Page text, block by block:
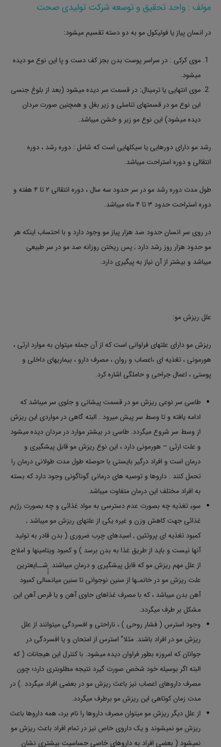
مولف : واحد تحقیق و توسعه شرکت تولیدی صحت
در انسان پیاز یا فولیکول مو به دو دسته تقسیم میشود:
موی کرکی : در سراسر پوست بدن بجز کف دست و پا این نوع مو دیده
میشود.
موی انتهایی یا ترمینال: در قسمت سر دیده میشود (بعد از بلوغ جنسی
این نوع مو در قسمتهای تناسلی و زیر بغل و همچنین صورت مردان
دیده میشود) این نوع مو زبر و خشن میباشد.
رشد مو دارای دورهایی یا سیکلهایی است که شامل : دوره رشد ، دوره
انتقالی و دوره استراحت میباشد.
طول مدت دوره رشد مو در سر حدود سه سال ، دوره انتقالی ۲ تا ۴ هفته و
دوره استراحت حدود ۳ تا ۴ ماه میباشد.
در روی سر انسان حدود صد هزار پیاز مو وجود دارد و با احتساب اینکه هر
مو حدود هزار روز رشد دارد ; پس ریختن روزانه صد مو در سر طبیعی
میباشد و بیشتر از آن نیاز به پیگیری دارد.
علل ریزش مو:
ریزش مو دارای علتهای فراوانی است که از آن جمله میتوان به موارد ارثی ،
هورمونى ، تغذیه اى ،اعصاب و روان ، مصرف دارو ، بیماریهاى داخلى و
پوستی ، اعمال جراحی و حاملگی اشاره کرد.
طاسی سر نوعی ریزش مو در قسمت پیشانی و جلوی سر میباشد که
ادامه یافته و تا وسط سر پیش میرود . البته گاهی در مواردی این ریزش
از وسط سر شروع میگردد. طاسی در بیشتر موارد در مردان دیده میشود
و علت ارثی – هورمونی دارد ، این نوع ریزش مو قابل پیشگیری و
درمان است و افراد درگیر بایستی با حوصله طول مدت طولانی درمان را
تحمل کنند . داروها و توصیه های درمانی گوناگونی وجود دارد که بسته
به افراد مختلف این درمان متفاوت میباشد.
سوء تغذیه چه بصورت عدم دسترسی به مواد غذائی و چه بصورت رژیم
غذائی جهت کاهش وزن و غیره یکی از علتهای ریزش مو میباشد ;
کمبود تغذیه ای پروتئین , اسیدهای چرب ضروری ( بدن قادر به تولید
آنها نیست و باید از طریق غذا به بدن برسد ) و کمبود ویتامینها و املاح
از علل مهم ریزش مو که قابل پیشگیری و درمان میباشند. ِِِِِِشــایعترین
علت ریزش مو در خانمـها از سنین نوجوانی تا سنین میانسالی کمبود
آهن بدن میباشد ، که با مصرف غذاهای حاوی آهن و یا قرص آهن این
مشکل بر طرف میگردد.
وجود استرس ( فشار روحی ) ، ناراحتی و افسردگی میتوانند از علل
ریزش مو در افراد باشند. مثلا” استرس از امتحان و یا افسردگی در
جوانان که امروزه بطور فراوان دیده میشود. با کنترل این هیجانات ( که
البته اگر بوسیله خود شخص صورت گیرد نتیجه مطلوبتری دارد؛ چون
مصرف داروهای اعصاب نیز باعث ریزش مو در بعضی افراد میگردد .) در
مدت زمان کوتاهی این ریزش مو برطرف میگردد.
از علل دیگر ریزش مو میتوان مصرف داروها را نام برد، همه داروها باعث
ریزش مو نمیشوند و یک داروی خاص نیز در تمام افراد باعث ریزش مو
نمیشود ( بعضی افراد به داروهای خاصی حساسیت بیشتری نشان